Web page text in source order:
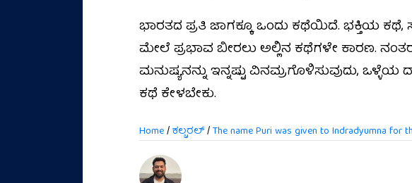
ಭಾರತದ ಪ್ರತಿ ಜಾಗಕ್ಕೂ ಒಂದು ಕಥೆಯಿದೆ. ಭಕ್ತಿಯ
ಮೇಲೆ ಪ್ರಭಾವ ಬೀರಲು ಅಲ್ಲಿನ ಕಥೆಗಳೇ ಕಾರಣ.
ಮನುಷ್ಯನನ್ನು ಇನ್ನಷ್ಟು ವಿನಮ್ರಗೊಳಿಸುವುದು,
ಕಥೆ ಕೇಳಬೇಕು.
Home/ಕಲ್ಚರಲ್/The name Puri was given to Indradyumna for